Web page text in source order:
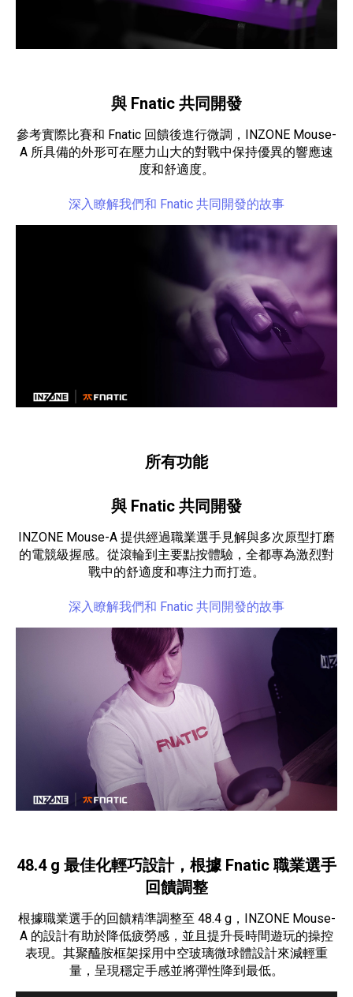
與 Fnatic 共同開發
參考實際比賽和 Fnatic 回饋後進行微調，INZONE Mouse-
A 所具備的外形可在壓力山大的對戰中保持優異的響應速
度和舒適度。
深入瞭解我們和 Fnatic 共同開發的故事
所有功能
與 Fnatic 共同開發
INZONE Mouse-A 提供經過職業選手見解與多次原型打磨
的電競級握感。從滾輪到主要點按體驗，全都專為激烈對
戰中的舒適度和專注力而打造。
深入瞭解我們和 Fnatic 共同開發的故事
48.4 g 最佳化輕巧設計，根據 Fnatic 職業選手
回饋調整
根據職業選手的回饋精準調整至 48.4 g，INZONE Mouse-
A 的設計有助於降低疲勞感，並且提升長時間遊玩的操控
表現。其聚醯胺框架採用中空玻璃微球體設計來減輕重
量，呈現穩定手感並將彈性降到最低。